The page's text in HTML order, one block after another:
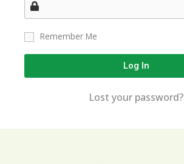
Remember Me
Log In
Lost your password?